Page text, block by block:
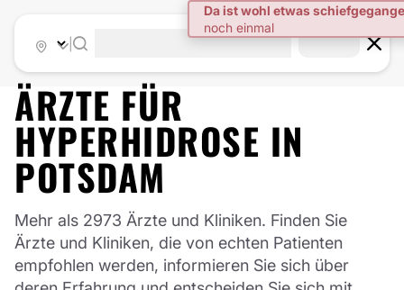
ÄRZTE FÜR
HYPERHIDROSE IN
POTSDAM
Mehr als 2973 Ärzte und Kliniken. Finden Sie
Ärzte und Kliniken, die von echten Patienten
empfohlen werden, informieren Sie sich über